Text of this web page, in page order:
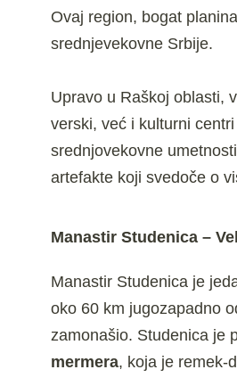
Ovaj region, bogat
srednjevekovne Srbije.
Upravo u Raškoj oblasti,
verski, već i kulturni
srednjovekovne
artefakte koji svedoče o
Manastir Studenica –
Manastir Studenica je
oko 60 km jugozapadno
zamonašio. Studenica je
mermera, koja je remek-